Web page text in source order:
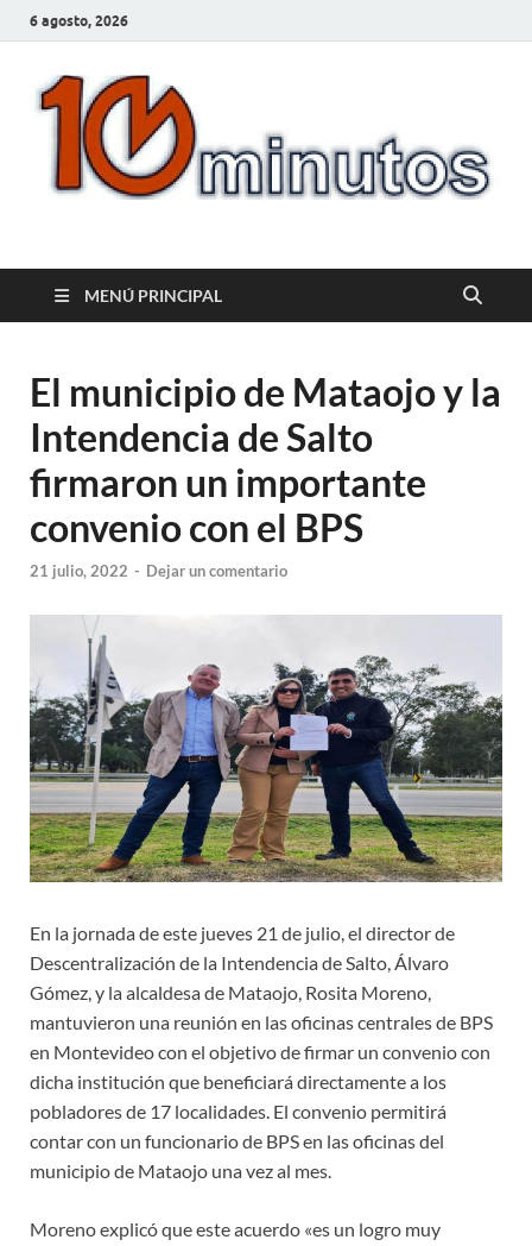
6 agosto, 2026
10minutos.com.uy
MENÚ PRINCIPAL
El municipio de Mataojo y la
Intendencia de Salto
firmaron un importante
convenio con el BPS
21 julio, 2022 - Dejar un comentario
En la jornada de este jueves 21 de julio, el director de
Descentralización de la Intendencia de Salto, Álvaro
Gómez, y la alcaldesa de Mataojo, Rosita Moreno,
mantuvieron una reunión en las oficinas centrales de BPS
en Montevideo con el objetivo de firmar un convenio con
dicha institución que beneficiará directamente a los
pobladores de 17 localidades. El convenio permitirá
contar con un funcionario de BPS en las oficinas del
municipio de Mataojo una vez al mes.
Moreno explicó que este acuerdo «es un logro muy